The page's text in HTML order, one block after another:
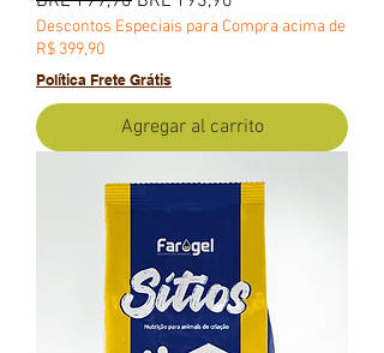
Descontos Especiais para Compra acima de
R$ 399,90
Política Frete Grátis
Agregar al carrito